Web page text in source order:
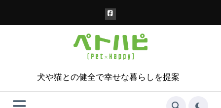
犬や猫との健全で幸せな暮らしを提案